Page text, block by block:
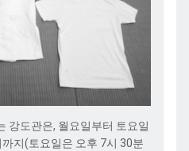
강도관은, 월요일부터 토요일
지(토요일은 오후 7시 30분